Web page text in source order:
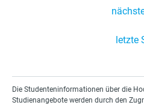
letzte
Die Studenteninformationen über die
Studienangebote werden durch den